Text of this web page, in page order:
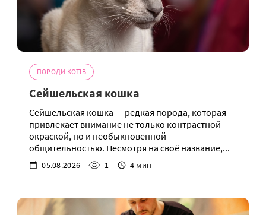
ПОРОДИ КОТІВ
Сейшельская кошка
Сейшельская кошка — редкая порода, которая
привлекает внимание не только контрастной
окраской, но и необыкновенной
общительностью. Несмотря на своё название,...
05.08.2026 1 4 мин